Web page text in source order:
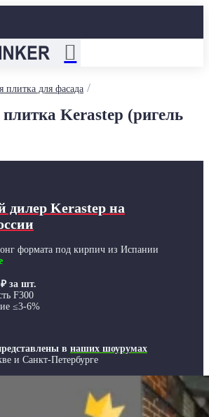
плитка для фасада/
Kerastep (ригель
Kerastepна
формата под кирпич из Испании
₽за шт.
F300
≤3-6%
в наших шоурумах
и Санкт-Петербурге